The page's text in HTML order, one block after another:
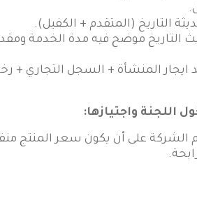
التاريخ (المتقدم + الكفيل).
موضح فيه مدة الخدمة
ايجار المنشأة + السجل
اللجنة واجتيازها:
على أن يكون سعر المنتج